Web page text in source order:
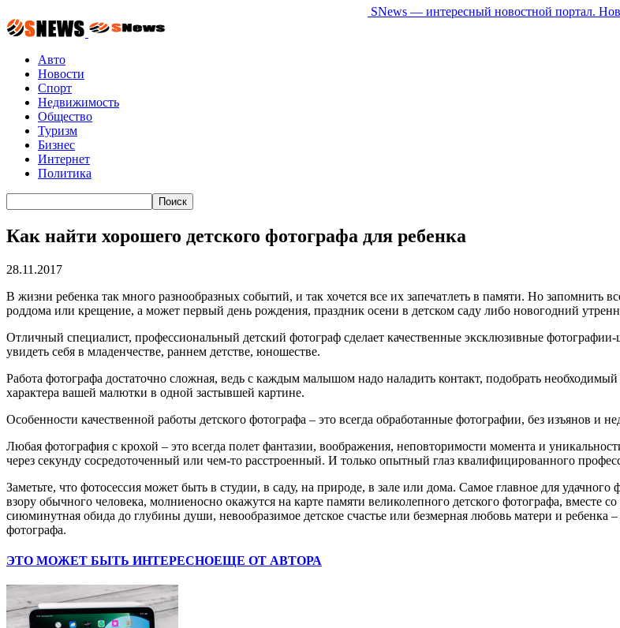
SNews — интересный новостной портал.
Авто
Новости
Спорт
Недвижимость
Общество
Туризм
Бизнес
Интернет
Политика
Как найти хорошего детского фотографа для ребенка
28.11.2017
В жизни ребенка так много разнообразных событий, и так хочется все их запечатлеть в памяти. Но запомнить
роддома или крещение, а может первый день рождения, праздник осени в детском саду либо новогодний
Отличный специалист, профессиональный детский фотограф сделает качественные эксклюзивные
увидеть себя в младенчестве, раннем детстве, юношестве.
Работа фотографа достаточно сложная, ведь с каждым малышом надо наладить контакт, подобрать
характера вашей малютки в одной застывшей картине.
Особенности качественной работы детского фотографа – это всегда обработанные фотографии, без изъянов и
Любая фотография с крохой – это всегда полет фантазии, воображения, неповторимости момента и
через секунду сосредоточенный или чем-то расстроенный. И только опытный глаз квалифицированного
Заметьте, что фотосессия может быть в студии, в саду, на природе, в зале или дома. Самое главное для
взору обычного человека, молниеносно окажутся на карте памяти великолепного детского фотографа, вместе
сиюминутная обида до глубины души, невообразимое детское счастье или безмерная любовь матери и ребенка
фотографа.
ЭТО МОЖЕТ БЫТЬ ИНТЕРЕСНОЕЩЕ ОТ АВТОРА